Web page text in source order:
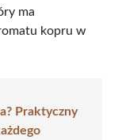
ma
kopru w
Praktyczny